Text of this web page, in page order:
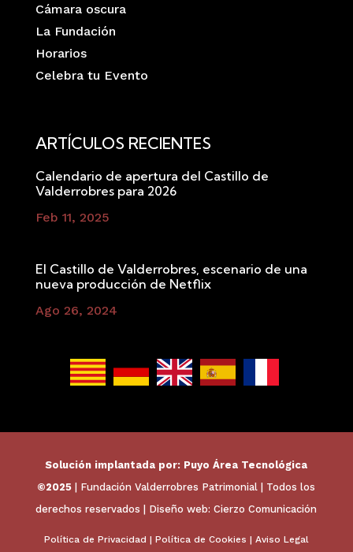
Cámara oscura
La Fundación
Horarios
Celebra tu Evento
ARTÍCULOS RECIENTES
Calendario de apertura del Castillo de
Valderrobres para 2026
Feb 11, 2025
El Castillo de Valderrobres, escenario de una
nueva producción de Netflix
Ago 26, 2024
Solución implantada por: Puyo Área Tecnológica
©2025 | Fundación Valderrobres Patrimonial | Todos los
derechos reservados | Diseño web:Cierzo Comunicación
Política de Privacidad | Política de Cookies | Aviso Legal